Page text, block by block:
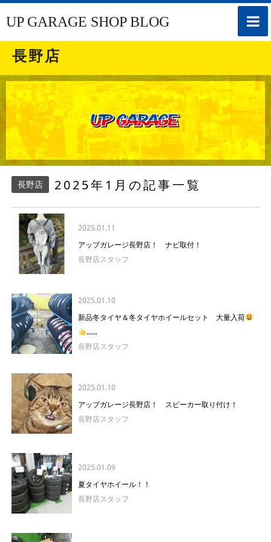
toggle
UP GARAGE SHOP BLOG
長野店
長野店 2025年1月の記事一覧
2025.01.11
アップガレージ長野店！ ナビ取付！
長野店スタッフ
2025.01.10
新品冬タイヤ＆冬タイヤホイールセット 大量入荷
......
長野店スタッフ
2025.01.10
アップガレージ長野店！ スピーカー取り付け！
長野店スタッフ
2025.01.09
夏タイヤホイール！！
長野店スタッフ